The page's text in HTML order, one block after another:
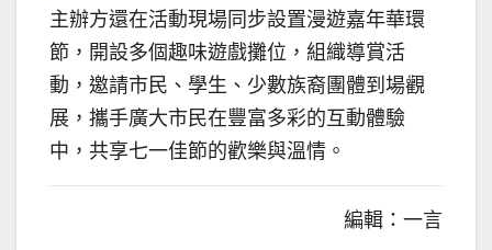
主辦方還在活動現場同步設置漫遊嘉年華環
節，開設多個趣味遊戲攤位，組織導賞活
動，邀請市民、學生、少數族裔團體到場觀
展，攜手廣大市民在豐富多彩的互動體驗
中，共享七一佳節的歡樂與溫情。
編輯：一言